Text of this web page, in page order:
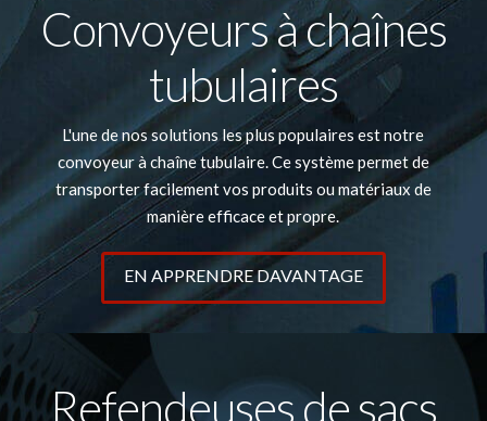
Convoyeurs à chaînes
tubulaires
L'une de nos solutions les plus populaires est notre
convoyeur à chaîne tubulaire. Ce système permet de
transporter facilement vos produits ou matériaux de
manière efficace et propre.
EN APPRENDRE DAVANTAGE
Refendeuses de sacs